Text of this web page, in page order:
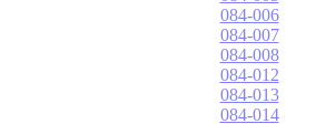
084-006
084-007
084-008
084-012
084-013
084-014